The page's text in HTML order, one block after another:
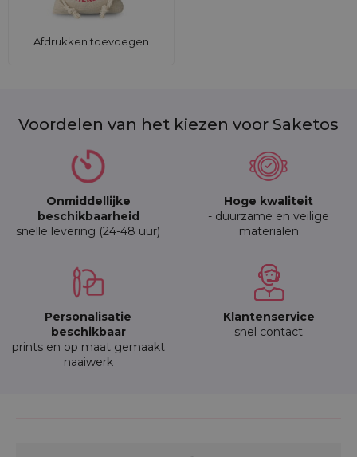
Afdrukken toevoegen
Voordelen van het kiezen voor Saketos
Onmiddellijke
beschikbaarheid
snelle levering (24-48 uur)
Hoge kwaliteit
- duurzame en veilige
materialen
Personalisatie
beschikbaar
prints en op maat gemaakt
naaiwerk
Klantenservice
snel contact